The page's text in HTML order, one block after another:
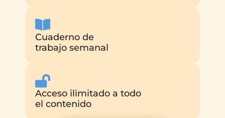
Cuaderno de
trabajo semanal
Acceso ilimitado a todo
el contenido